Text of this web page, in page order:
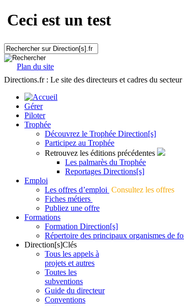
Ceci est un test
Plan du site
Directions.fr : Le site des directeurs et cadres du
Gérer
Piloter
Trophée
Découvrez le Trophée Direction[s]
Participez au Trophée
Retrouvez les éditions précédentes
Les palmarès du Trophée
Reportages Directions[s]
Emploi
Les offres d’emploi Consultez les offres
Fiches métiers
Publiez une offre
Formations
Formation Direction[s]
Répertoire des principaux organismes de
Direction[s]Clés
Tous les appels à
projets et autres
Toutes les
subventions
Guide du directeur
Conventions